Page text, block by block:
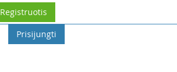
Registruotis
Prisijungti